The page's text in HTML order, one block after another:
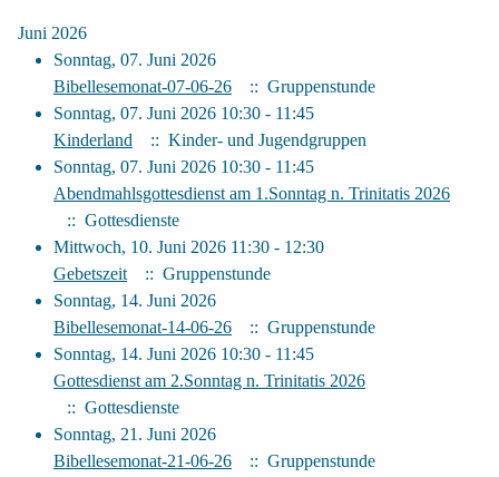
Juni 2026
Sonntag, 07. Juni 2026
Bibellesemonat-07-06-26
:: Gruppenstunde
Sonntag, 07. Juni 2026 10:30 - 11:45
Kinderland
:: Kinder- und Jugendgruppen
Sonntag, 07. Juni 2026 10:30 - 11:45
Abendmahlsgottesdienst am 1.Sonntag n. Trinitatis 2026
:: Gottesdienste
Mittwoch, 10. Juni 2026 11:30 - 12:30
Gebetszeit
:: Gruppenstunde
Sonntag, 14. Juni 2026
Bibellesemonat-14-06-26
:: Gruppenstunde
Sonntag, 14. Juni 2026 10:30 - 11:45
Gottesdienst am 2.Sonntag n. Trinitatis 2026
:: Gottesdienste
Sonntag, 21. Juni 2026
Bibellesemonat-21-06-26
:: Gruppenstunde